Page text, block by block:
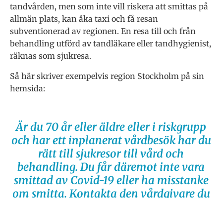
tandvården, men som inte vill riskera att smittas på
allmän plats, kan åka taxi och få resan
subventionerad av regionen. En resa till och från
behandling utförd av tandläkare eller tandhygienist,
räknas som sjukresa.
Så här skriver exempelvis region Stockholm på sin
hemsida:
Är du 70 år eller äldre eller i riskgrupp
och har ett inplanerat vårdbesök har du
rätt till sjukresor till vård och
behandling. Du får däremot inte vara
smittad av Covid-19 eller ha misstanke
om smitta. Kontakta den vårdgivare du